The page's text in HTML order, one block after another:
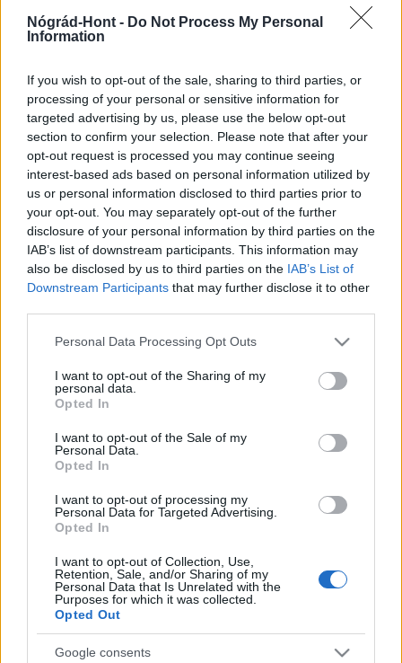
Nógrád-Hont - Do Not Process My Personal
Information
If you wish to opt-out of the sale, sharing to third parties, or
processing of your personal or sensitive information for
targeted advertising by us, please use the below opt-out
section to confirm your selection. Please note that after your
opt-out request is processed you may continue seeing
interest-based ads based on personal information utilized by
us or personal information disclosed to third parties prior to
your opt-out. You may separately opt-out of the further
disclosure of your personal information by third parties on the
IAB’s list of downstream participants. This information may
also be disclosed by us to third parties on the IAB’s List of
Downstream Participants that may further disclose it to other
Please note that this website/app uses one or more Google
not limited to your visit or usage behaviour. You may click to
grant or deny consent to Google and its third-party tags to
use your data for below specified purposes in below Google
consent section.
Personal Data Processing Opt Outs
I want to opt-out of the Sharing of my
personal data.
Opted In
I want to opt-out of the Sale of my
Personal Data.
Opted In
I want to opt-out of processing my
Personal Data for Targeted Advertising.
Opted In
I want to opt-out of Collection, Use,
Retention, Sale, and/or Sharing of my
Personal Data that Is Unrelated with the
Purposes for which it was collected.
Opted Out
Google consents
adatvédelmi
szabályzatot!
LEGFRISSEBB
Országos hírek
Kecskeméten is szakirányú
továbbképzésekkel erősít a Gál Ferenc
Egyetem
Országos hírek
A lakosságra is fontos szerep hárul a
ezer lakosra jutó személygépkocsik
tekintetében
HIRDETÉS